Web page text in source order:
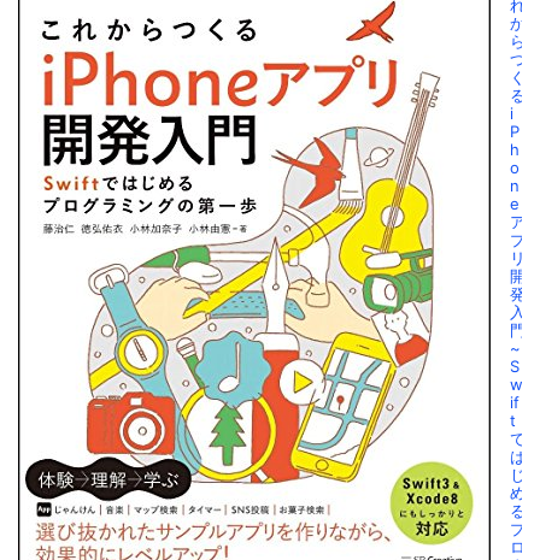
れ
か
ら
つ
く
る
i
P
h
o
n
e
ア
プ
リ
開
発
入
門
~
S
w
if
t
で
は
じ
め
る
プ
ロ